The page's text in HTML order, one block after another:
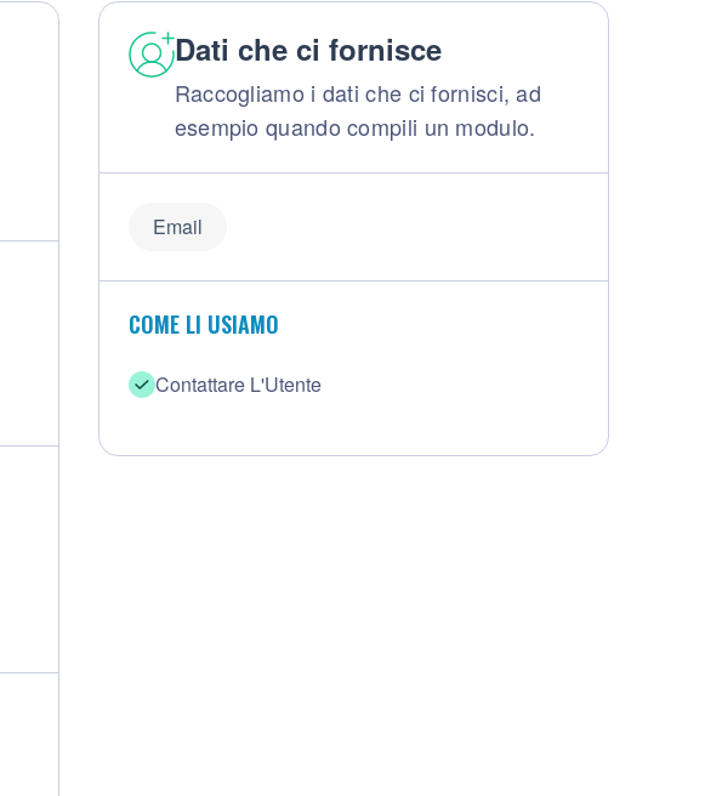
Dati che ci fornisce
Raccogliamo i dati che ci fornisci, ad
esempio quando compili un modulo.
Email
COME LI USIAMO
Contattare L'Utente